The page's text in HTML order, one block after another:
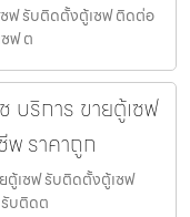
ซฟ รับติดตั้งตู้เซฟ ติดต่อ
ฟ ต
บริการ ขายตู้เซฟ
ราคาถูก
ตู้เซฟ รับติดตั้งตู้เซฟ
บติดต